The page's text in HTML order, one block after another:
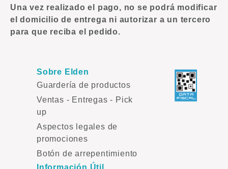
Una vez realizado el pago, no se podrá modificar
el domicilio de entrega ni autorizar a un tercero
para que reciba el pedido.
Información Útil
Sobre Elden
Guardería de productos
Ventas - Entregas - Pick
up
Aspectos legales de
promociones
Botón de arrepentimiento